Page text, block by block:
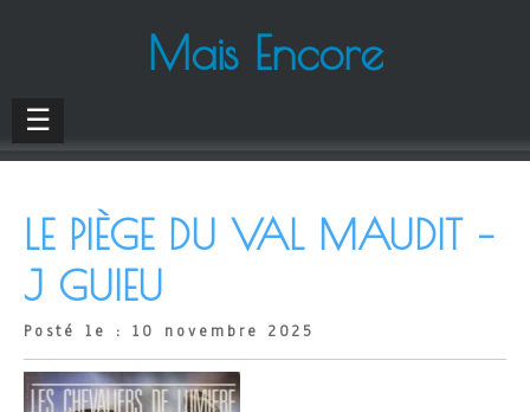
Mais Encore
☰
LE PIÈGE DU VAL MAUDIT –
J GUIEU
Posté le : 10 novembre 2025